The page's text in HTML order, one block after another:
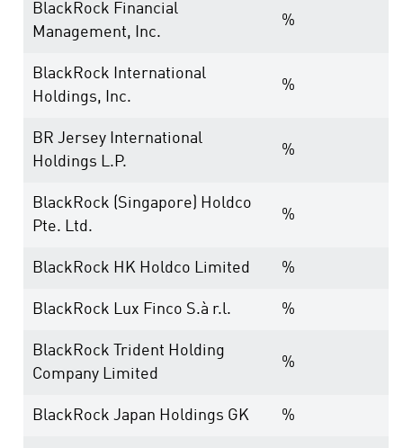
BlackRock Financial
Management, Inc.
%
BlackRock International
Holdings, Inc.
%
BR Jersey International
Holdings L.P.
%
BlackRock (Singapore) Holdco
Pte. Ltd.
%
BlackRock HK Holdco Limited %
BlackRock Lux Finco S.à r.l. %
BlackRock Trident Holding
Company Limited
%
BlackRock Japan Holdings GK %